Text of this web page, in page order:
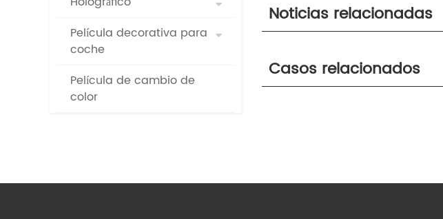
Película decorativa para
coche
Película de cambio de
color
Noticias relacionadas
Casos relacionados